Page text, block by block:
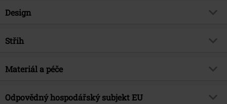
Zboží č.
Brand
Datum vydání
Design
Typ výrobku
Výstřih
Barva
černá
Střih
Střih/vrchní díl
Materiál a péče
Vrchní materiál
100% bavlna
Odpovědný hospodářský subjekt EU